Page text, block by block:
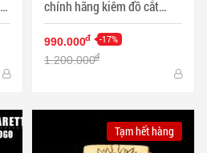
chính hãng kiêm đồ cắt
bằng thép không rỉ cực bén
- Mã SP: PKXG024
990.000đ -17%
1.200.000đ
Tạm hết hàng